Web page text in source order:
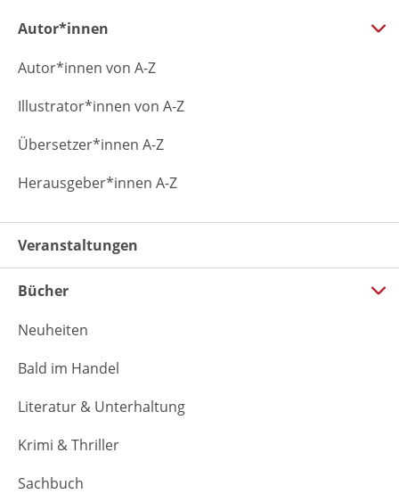
Autor*innen
Autor*innen von A-Z
Illustrator*innen von A-Z
Übersetzer*innen A-Z
Herausgeber*innen A-Z
Veranstaltungen
Bücher
Neuheiten
Bald im Handel
Literatur & Unterhaltung
Krimi & Thriller
Sachbuch